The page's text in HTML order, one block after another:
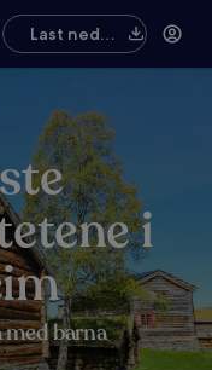
Last ned
appen
i
barna